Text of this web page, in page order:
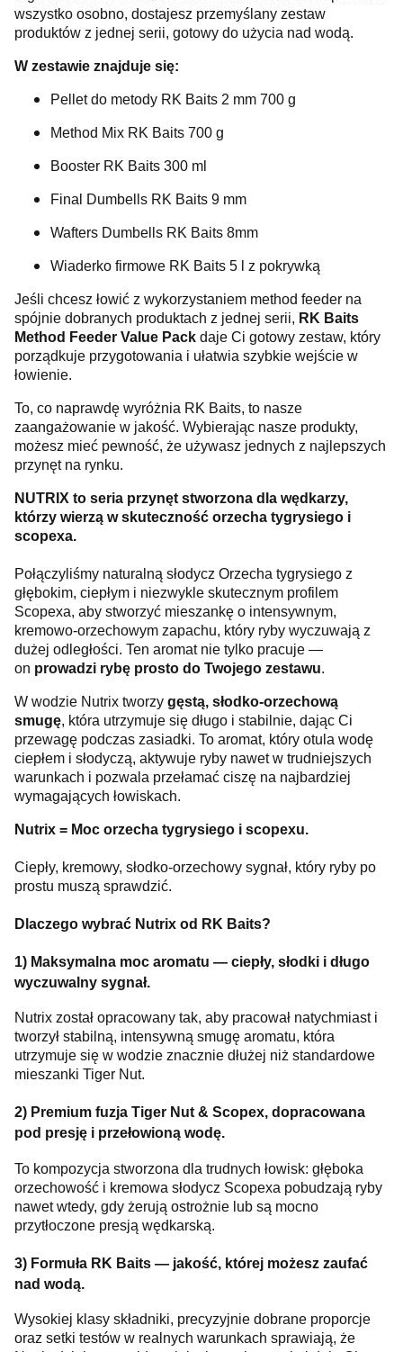
wszystko osobno, dostajesz przemyślany zestaw
produktów z jednej serii, gotowy do użycia nad wodą.
W zestawie znajduje się:
Pellet do metody RK Baits 2 mm 700 g
Method Mix RK Baits 700 g
Booster RK Baits 300 ml
Final Dumbells RK Baits 9 mm
Wafters Dumbells RK Baits 8mm
Wiaderko firmowe RK Baits 5 l z pokrywką
Jeśli chcesz łowić z wykorzystaniem method feeder na
spójnie dobranych produktach z jednej serii, RK Baits
Method Feeder Value Pack daje Ci gotowy zestaw, który
porządkuje przygotowania i ułatwia szybkie wejście w
łowienie.
To, co naprawdę wyróżnia RK Baits, to nasze
zaangażowanie w jakość. Wybierając nasze produkty,
możesz mieć pewność, że używasz jednych z najlepszych
przynęt na rynku.
NUTRIX to seria przynęt stworzona dla wędkarzy,
którzy wierzą w skuteczność orzecha tygrysiego i
scopexa.
Połączyliśmy naturalną słodycz Orzecha tygrysiego z
głębokim, ciepłym i niezwykle skutecznym profilem
Scopexa, aby stworzyć mieszankę o intensywnym,
kremowo-orzechowym zapachu, który ryby wyczuwają z
dużej odległości. Ten aromat nie tylko pracuje —
on prowadzi rybę prosto do Twojego zestawu.
W wodzie Nutrix tworzy gęstą, słodko-orzechową
smugę, która utrzymuje się długo i stabilnie, dając Ci
przewagę podczas zasiadki. To aromat, który otula wodę
ciepłem i słodyczą, aktywuje ryby nawet w trudniejszych
warunkach i pozwala przełamać ciszę na najbardziej
wymagających łowiskach.
Nutrix = Moc orzecha tygrysiego i scopexu.
Ciepły, kremowy, słodko-orzechowy sygnał, który ryby po
prostu muszą sprawdzić.
Dlaczego wybrać Nutrix od RK Baits?
1) Maksymalna moc aromatu — ciepły, słodki i długo
wyczuwalny sygnał.
Nutrix został opracowany tak, aby pracował natychmiast i
tworzył stabilną, intensywną smugę aromatu, która
utrzymuje się w wodzie znacznie dłużej niż standardowe
mieszanki Tiger Nut.
2) Premium fuzja Tiger Nut & Scopex, dopracowana
pod presję i przełowioną wodę.
To kompozycja stworzona dla trudnych łowisk: głęboka
orzechowość i kremowa słodycz Scopexa pobudzają ryby
nawet wtedy, gdy żerują ostrożnie lub są mocno
przytłoczone presją wędkarską.
3) Formuła RK Baits — jakość, której możesz zaufać
nad wodą.
Wysokiej klasy składniki, precyzyjnie dobrane proporcje
oraz setki testów w realnych warunkach sprawiają, że